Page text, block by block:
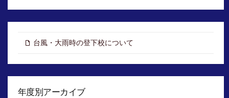
台風・大雨時の登下校について
年度別アーカイブ